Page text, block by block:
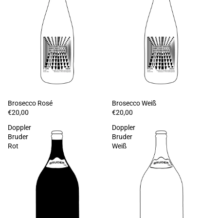
Brosecco Rosé
€20,00
Brosecco Weiß
€20,00
Doppler
Bruder
Rot
Doppler
Bruder
Weiß